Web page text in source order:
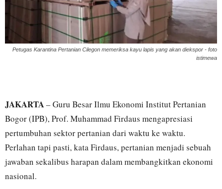
Petugas Karantina Pertanian Cilegon memeriksa kayu lapis yang akan diekspor - foto
istimewa
JAKARTA– Guru Besar Ilmu Ekonomi Institut Pertanian
Bogor (IPB), Prof. Muhammad Firdaus mengapresiasi
pertumbuhan sektor pertanian dari waktu ke waktu.
Perlahan tapi pasti, kata Firdaus, pertanian menjadi sebuah
jawaban sekalibus harapan dalam membangkitkan ekonomi
nasional.